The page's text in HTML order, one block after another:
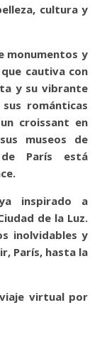
cultura y
monumentos y
cautiva con
y su vibrante
románticas
croissant en
museos de
París está
inspirado a
de la Luz.
inolvidables y
París, hasta la
virtual por